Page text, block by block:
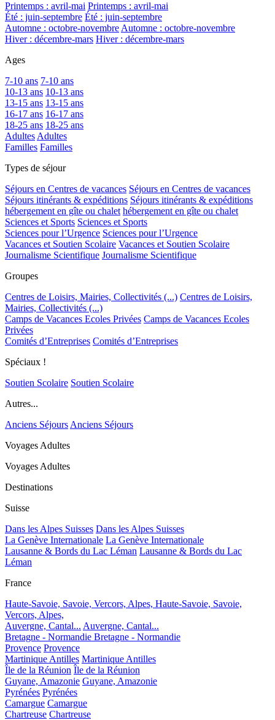
Printemps : avril-mai Printemps : avril-mai
Été : juin-septembre Été : juin-septembre
Automne : octobre-novembreAutomne : octobre-novembre
Hiver : décembre-mars Hiver : décembre-mars
Ages
7-10 ans 7-10 ans
10-13 ans 10-13 ans
13-15 ans 13-15 ans
16-17 ans 16-17 ans
18-25 ans 18-25 ans
AdultesAdultes
Familles Familles
Types de séjour
Séjours en Centres de vacances Séjours en Centres de vacances
Séjours itinérants & expéditions Séjours itinérants & expéditions
hébergement en gîte ou chalet hébergement en gîte ou chalet
Sciences et Sports Sciences et Sports
Sciences pour l’Urgence Sciences pour l’Urgence
Vacances et Soutien Scolaire Vacances et Soutien Scolaire
Journalisme Scientifique Journalisme Scientifique
Groupes
Centres de Loisirs, Mairies, Collectivités (...) Centres de Loisirs,
Mairies, Collectivités (...)
Camps de Vacances Ecoles Privées Camps de Vacances Ecoles
Privées
Comités d’Entreprises Comités d’Entreprises
Spéciaux !
Soutien Scolaire Soutien Scolaire
Autres...
Anciens SéjoursAnciens Séjours
Voyages Adultes
Voyages Adultes
Destinations
Suisse
Dans les Alpes Suisses Dans les Alpes Suisses
La Genève Internationale La Genève Internationale
Lausanne & Bords du Lac Léman Lausanne & Bords du Lac
Léman
France
Haute-Savoie, Savoie, Vercors, Alpes, Haute-Savoie, Savoie,
Vercors, Alpes,
Auvergne, Cantal... Auvergne, Cantal...
Bretagne - Normandie Bretagne - Normandie
Provence Provence
Martinique Antilles Martinique Antilles
Île de la Réunion Île de la Réunion
Guyane, Amazonie Guyane, Amazonie
Pyrénées Pyrénées
Camargue Camargue
Chartreuse Chartreuse